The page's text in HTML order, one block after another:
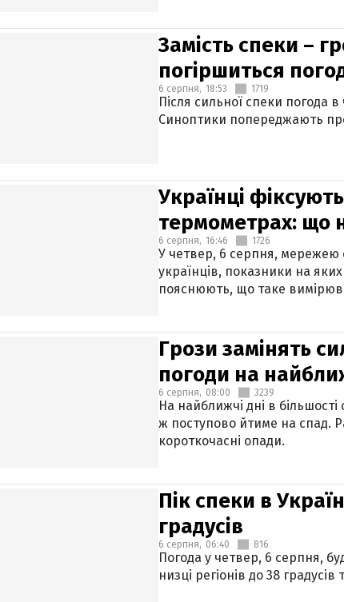
Замість спеки –
погіршиться
6 серпня, 18:53 1719
Після сильної спеки погода
Синоптики попереджають
Українці
термометрах: що
6 серпня, 16:46 1726
У четвер, 6 серпня, мережею
українців, показники на
пояснюють, що таке
Грози замінять
погоди на
6 серпня, 08:00 3239
На найближчі дні в
ж поступово йтиме на спад.
короткочасні опади.
Пік спеки в
градусів
6 серпня, 06:40 816
Погода у четвер, 6 серпня,
низці регіонів до 38